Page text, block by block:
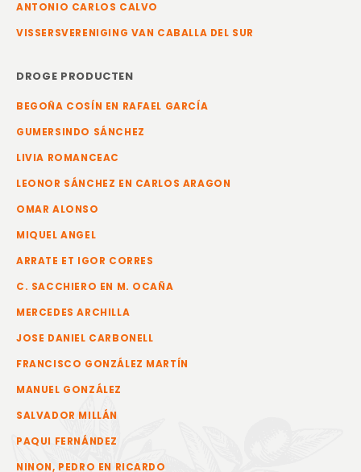
ANTONIO CARLOS CALVO
VISSERSVERENIGING VAN CABALLA DEL SUR
DROGE PRODUCTEN
BEGOÑA COSÍN EN RAFAEL GARCÍA
GUMERSINDO SÁNCHEZ
LIVIA ROMANCEAC
LEONOR SÁNCHEZ EN CARLOS ARAGON
OMAR ALONSO
MIQUEL ANGEL
ARRATE ET IGOR CORRES
C. SACCHIERO EN M. OCAÑA
MERCEDES ARCHILLA
JOSE DANIEL CARBONELL
FRANCISCO GONZÁLEZ MARTÍN
MANUEL GONZÁLEZ
SALVADOR MILLÁN
PAQUI FERNÁNDEZ
NINON, PEDRO EN RICARDO